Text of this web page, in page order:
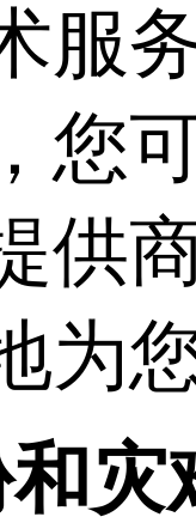
服
您
供
为
灾